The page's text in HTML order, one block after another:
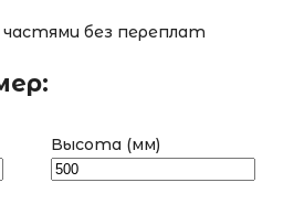
без переплат
Высота (мм)